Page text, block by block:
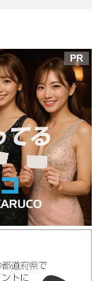
PR